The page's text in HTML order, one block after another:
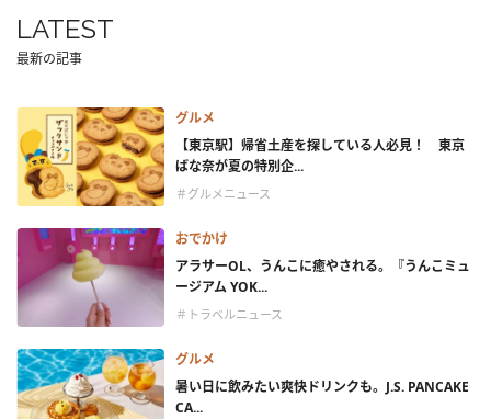
LATEST
最新の記事
グルメ
【東京駅】帰省土産を探している人必見！ 東京
ばな奈が夏の特別企...
＃グルメニュース
おでかけ
アラサーOL、うんこに癒やされる。『うんこミュ
ージアム YOK...
＃トラベルニュース
グルメ
暑い日に飲みたい爽快ドリンクも。J.S. PANCAKE
CA...